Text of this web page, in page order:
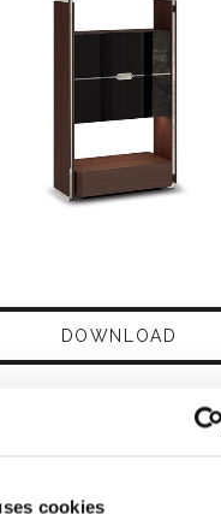
cookies
DOWNLOAD
FIND A DEALER